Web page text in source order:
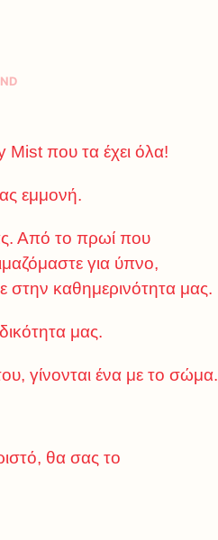
Mist που τα έχει όλα!
εμμονή.
Από το πρωί που
για ύπνο,
στην καθημερινότητα μας.
μας.
γίνονται ένα με το σώμα.
θα σας το